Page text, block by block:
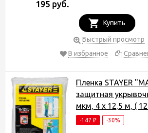
195 руб.
Купить
Быстрый просмотр
В избранное
Пленка STAYER
защитная
мкм, 4 х 12,5 м, (
-147 ₽ -30%